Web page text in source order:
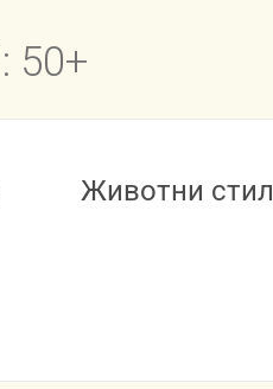
Животни стил